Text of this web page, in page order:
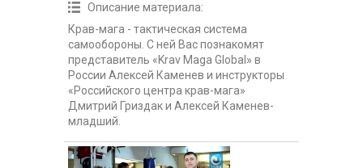
Описание материала:
Крав-мага - тактическая система
самообороны. С ней Вас познакомят
представитель «Krav Maga Global» в
России Алексей Каменев и инструкторы
«Российского центра крав-мага»
Дмитрий Гриздак и Алексей Каменев-
младший.